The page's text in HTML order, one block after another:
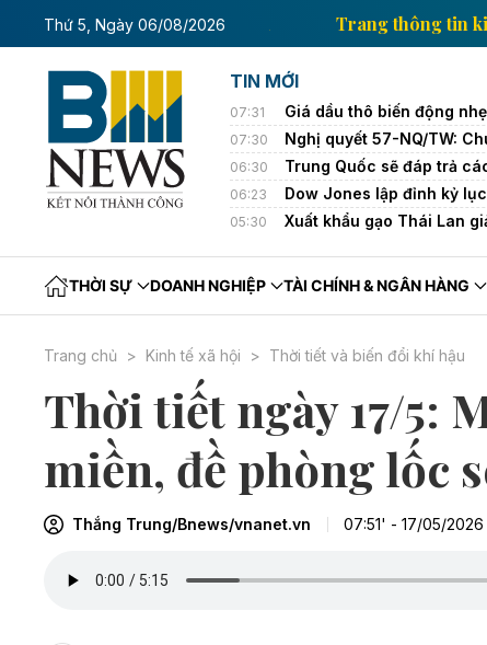
Thứ 5, Ngày 06/08/2026
tin kinh tế của Thông tấn xã Việt Nam Trang
TIN MỚI
07:31 Giá dầu thô biến động
07:30 Nghị quyết 57-NQ/TW:
06:30 Trung Quốc sẽ đáp trả
06:23 Dow Jones lập đỉnh kỷ
05:30 Xuất khẩu gạo Thái Lan
THỜI SỰ DOANH NGHIỆP TÀI CHÍNH & NGÂN HÀNG
Trang chủ Kinh tế xã hội Thời tiết và biến đổi khí hậu
Thời tiết ngày 17/5:
miền, đề phòng lốc
Thắng Trung/Bnews/vnanet.vn 07:51' - 17/05/2026